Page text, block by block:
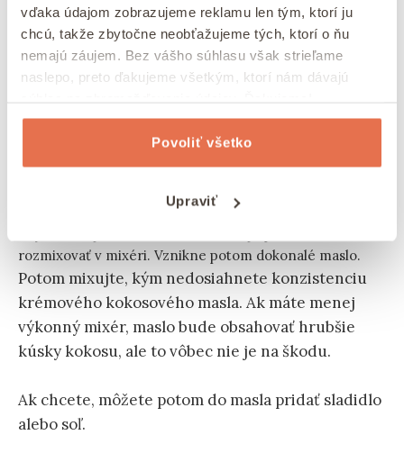
vďaka údajom zobrazujeme reklamu len tým, ktorí ju
chcú, takže zbytočne neobťažujeme tých, ktorí o ňu
nemajú záujem. Bez vášho súhlasu však strieľame
naslepo, preto ďakujeme všetkým, ktorí nám dávajú
Povoliť všetko
Upraviť
rozmixovať v mixéri. Vznikne potom dokonalé maslo.
Potom mixujte, kým nedosiahnete konzistenciu
krémového kokosového masla. Ak máte menej
výkonný mixér, maslo bude obsahovať hrubšie
kúsky kokosu, ale to vôbec nie je na škodu.
Ak chcete, môžete potom do masla pridať sladidlo
alebo soľ.